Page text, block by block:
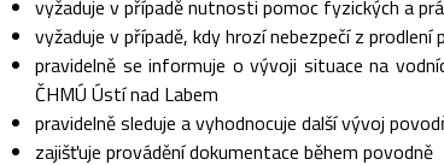
vyžaduje v případě nutnosti pomoc fyzických a
vyžaduje v případě, kdy hrozí nebezpečí z prodlení
pravidelně se informuje o vývoji situace na
ČHMÚ Ústí nad Labem
pravidelně sleduje a vyhodnocuje další vývoj
zajišťuje provádění dokumentace během povodně